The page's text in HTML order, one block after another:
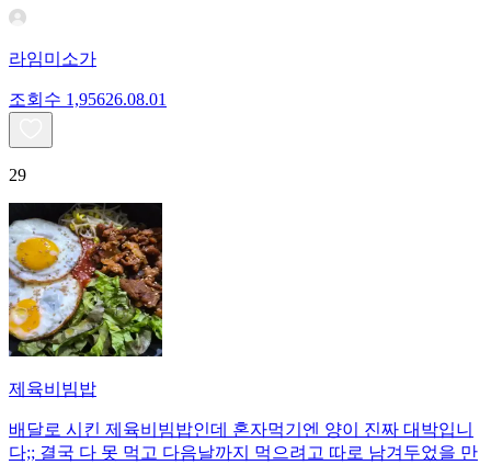
라임미소가
조회수 1,95626.08.01
29
제육비빔밥
배달로 시킨 제육비빔밥인데 혼자먹기엔 양이 진짜 대박입니
다;; 결국 다 못 먹고 다음날까지 먹으려고 따로 남겨두었을 만